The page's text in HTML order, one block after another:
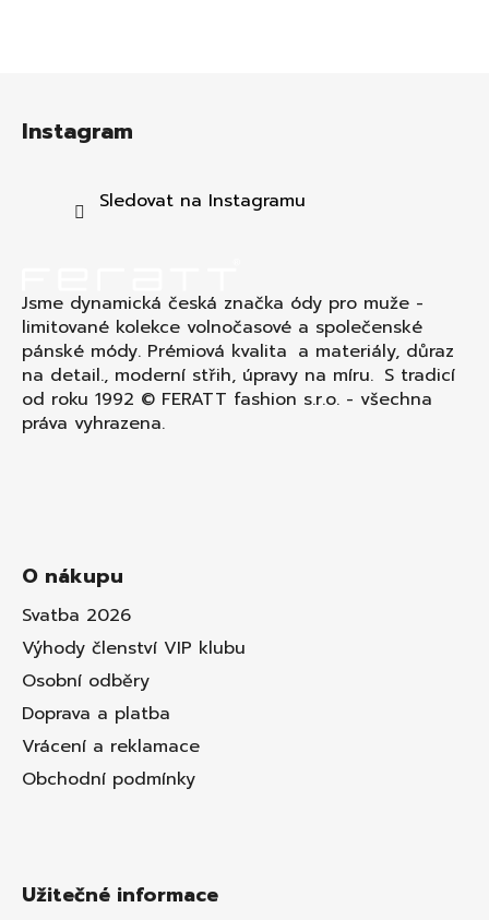
Instagram
Sledovat na Instagramu
Jsme dynamická česká značka ódy pro muže -
limitované kolekce volnočasové a společenské
pánské módy. Prémiová kvalita a materiály, důraz
na detail., moderní střih, úpravy na míru. S tradicí
od roku 1992 © FERATT fashion s.r.o. - všechna
práva vyhrazena.
O nákupu
Svatba 2026
Výhody členství VIP klubu
Osobní odběry
Doprava a platba
Vrácení a reklamace
Obchodní podmínky
Užitečné informace